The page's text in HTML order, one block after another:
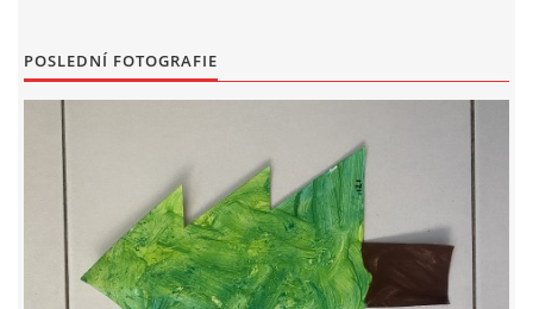
HÁDANKY K TÉMATU JARO, LÉTO, PODZIM,ZIMA
PÍSNĚ K TÉMATU JARO
BÁSNĚ K TÉMATU JARO
POSLEDNÍ FOTOGRAFIE